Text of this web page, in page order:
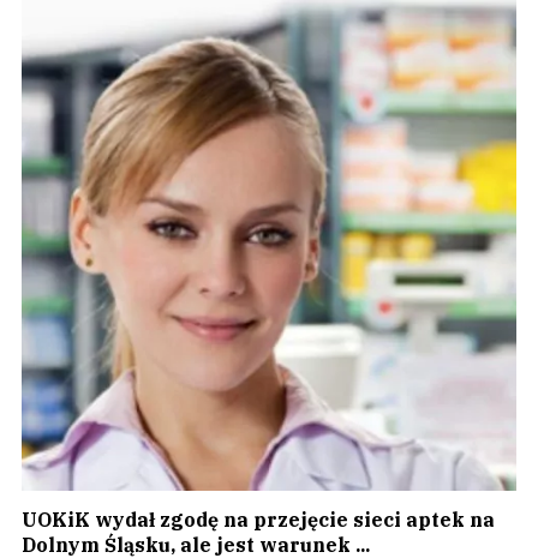
UOKiK wydał zgodę na przejęcie sieci aptek na
Dolnym Śląsku, ale jest warunek ...